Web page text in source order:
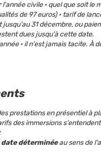
civile · quel que soit
de 97 euros) · tarif de
jusqu'au 31 décembre, ou
dues jusqu'à cette date.
· il n'est jamais tacite.
prestations en présentiel à
des immersions
déterminéeau sens de